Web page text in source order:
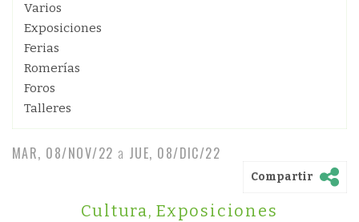
Varios
Exposiciones
Ferias
Romerías
Foros
Talleres
MAR, 08/NOV/22 a JUE, 08/DIC/22
Compartir
Cultura, Exposiciones